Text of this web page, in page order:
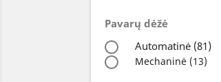
Pavarų dėžė
Automatinė (81)
Mechaninė (13)